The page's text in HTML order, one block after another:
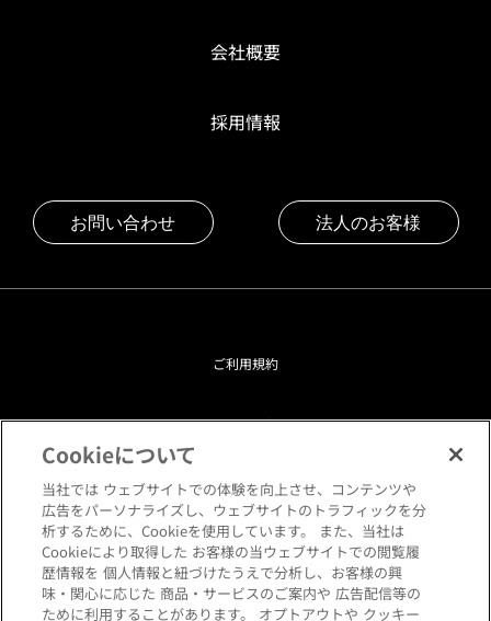
会社概要
採用情報
お問い合わせ 法人のお客様
ご利用規約
プライバシーポリシー
クッキーポリシー
閲覧環境について
サイトマップ
Cookieについて
当社では ウェブサイトでの体験を向上させ、コンテンツや
広告をパーソナライズし、ウェブサイトのトラフィックを分
析するために、Cookieを使用しています。 また、当社は
Cookieにより取得した お客様の当ウェブサイトでの閲覧履
歴情報を 個人情報と紐づけたうえで分析し、お客様の興
味・関心に応じた 商品・サービスのご案内や 広告配信等の
ために利用することがあります。 オプトアウトや クッキー